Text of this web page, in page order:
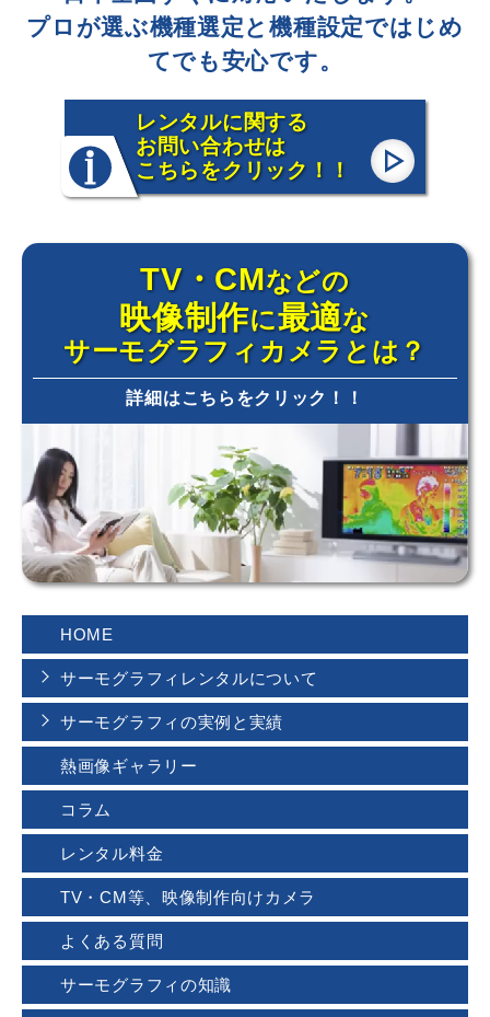
プロが選ぶ機種選定と機種設定ではじめ
てでも安心です。
レンタルに関する
お問い合わせは
こちらをクリック！！
TV・CMなどの
映像制作に最適な
サーモグラフィカメラとは？
詳細はこちらをクリック！！
HOME
サーモグラフィレンタルについて
サーモグラフィの実例と実績
熱画像ギャラリー
コラム
レンタル料金
TV・CM等、映像制作向けカメラ
よくある質問
サーモグラフィの知識